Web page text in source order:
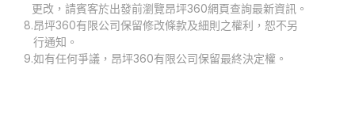
更改，請賓客於出發前瀏覽昂坪360網頁查詢最新資訊。
8.昂坪360有限公司保留修改條款及細則之權利，恕不另
行通知。
9.如有任何爭議，昂坪360有限公司保留最終決定權。